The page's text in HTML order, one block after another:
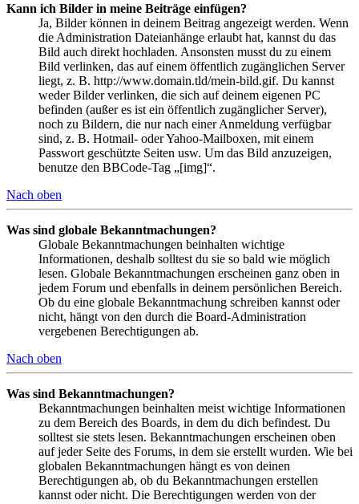
Kann ich Bilder in meine Beiträge einfügen?
Ja, Bilder können in deinem Beitrag angezeigt werden. Wenn
die Administration Dateianhänge erlaubt hat, kannst du das
Bild auch direkt hochladen. Ansonsten musst du zu einem
Bild verlinken, das auf einem öffentlich zugänglichen Server
liegt, z. B. http://www.domain.tld/mein-bild.gif. Du kannst
weder Bilder verlinken, die sich auf deinem eigenen PC
befinden (außer es ist ein öffentlich zugänglicher Server),
noch zu Bildern, die nur nach einer Anmeldung verfügbar
sind, z. B. Hotmail- oder Yahoo-Mailboxen, mit einem
Passwort geschützte Seiten usw. Um das Bild anzuzeigen,
benutze den BBCode-Tag „[img]“.
Nach oben
Was sind globale Bekanntmachungen?
Globale Bekanntmachungen beinhalten wichtige
Informationen, deshalb solltest du sie so bald wie möglich
lesen. Globale Bekanntmachungen erscheinen ganz oben in
jedem Forum und ebenfalls in deinem persönlichen Bereich.
Ob du eine globale Bekanntmachung schreiben kannst oder
nicht, hängt von den durch die Board-Administration
vergebenen Berechtigungen ab.
Nach oben
Was sind Bekanntmachungen?
Bekanntmachungen beinhalten meist wichtige Informationen
zu dem Bereich des Boards, in dem du dich befindest. Du
solltest sie stets lesen. Bekanntmachungen erscheinen oben
auf jeder Seite des Forums, in dem sie erstellt wurden. Wie bei
globalen Bekanntmachungen hängt es von deinen
Berechtigungen ab, ob du Bekanntmachungen erstellen
kannst oder nicht. Die Berechtigungen werden von der